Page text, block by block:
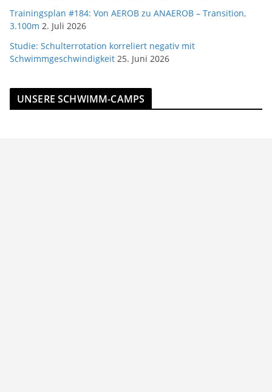
Trainingsplan #184: Von AEROB zu ANAEROB – Transition,
3.100m 2. Juli 2026
Studie: Schulterrotation korreliert negativ mit
Schwimmgeschwindigkeit 25. Juni 2026
UNSERE SCHWIMM-CAMPS